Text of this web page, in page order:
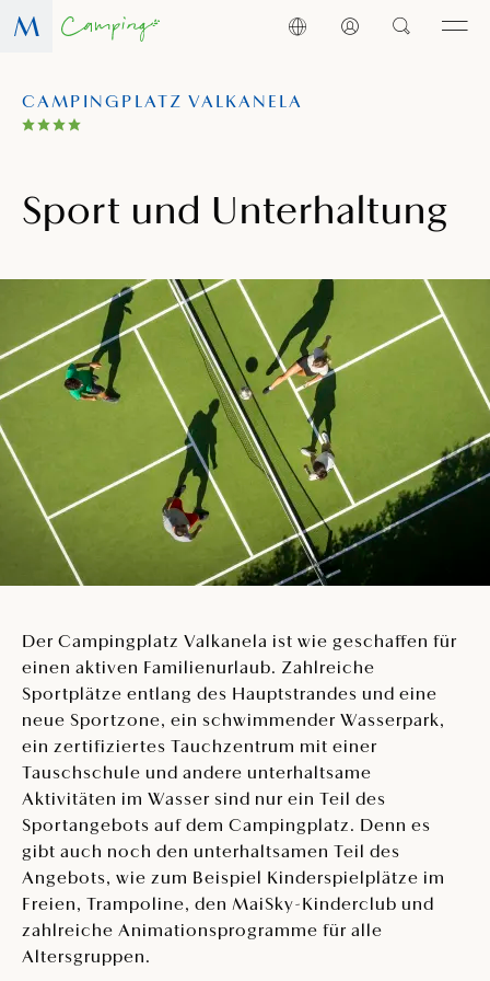
CAMPINGPLATZ VALKANELA
Sport und Unterhaltung
Der Campingplatz Valkanela ist wie geschaffen für
einen aktiven Familienurlaub. Zahlreiche
Sportplätze entlang des Hauptstrandes und eine
neue Sportzone, ein schwimmender Wasserpark,
ein zertifiziertes Tauchzentrum mit einer
Tauschschule und andere unterhaltsame
Aktivitäten im Wasser sind nur ein Teil des
Sportangebots auf dem Campingplatz. Denn es
gibt auch noch den unterhaltsamen Teil des
Angebots, wie zum Beispiel Kinderspielplätze im
Freien, Trampoline, den MaiSky-Kinderclub und
zahlreiche Animationsprogramme für alle
Altersgruppen.